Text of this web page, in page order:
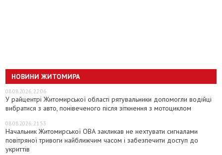
НОВИНИ ЖИТОМИРА
08.08.2026, 22:06
У райцентрі Житомирської області рятувальники допомогли водійці
вибратися з авто, понівеченого після зіткнення з мотоциклом
08.08.2026, 21:53
Начальник Житомирської ОВА закликав не нехтувати сигналами
повітряної тривоги найближчим часом і забезпечити доступ до
укриттів